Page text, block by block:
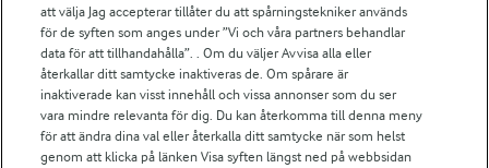
Arlas kundportal
Arla.com
Falbygdens Ost
Arla webbshop
Bildbank
att välja Jag accepterar tillåter du att spårningstekniker används
för de syften som anges under ”Vi och våra partners behandlar
data för att tillhandahålla”. . Om du väljer Avvisa alla eller
återkallar ditt samtycke inaktiveras de. Om spårare är
inaktiverade kan visst innehåll och vissa annonser som du ser
vara mindre relevanta för dig. Du kan återkomma till denna meny
för att ändra dina val eller återkalla ditt samtycke när som helst
genom att klicka på länken Visa syften längst ned på webbsidan